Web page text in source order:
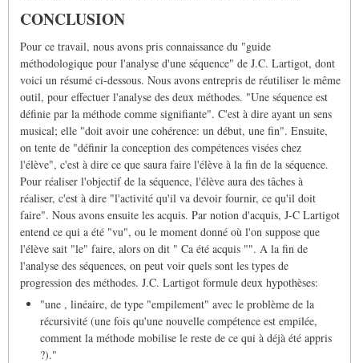
CONCLUSION
Pour ce travail, nous avons pris connaissance du "guide
méthodologique pour l'analyse d'une séquence" de J.C. Lartigot, dont
voici un résumé ci-dessous. Nous avons entrepris de réutiliser le même
outil, pour effectuer l'analyse des deux méthodes. "Une séquence est
définie par la méthode comme signifiante". C'est à dire ayant un sens
musical; elle "doit avoir une cohérence: un début, une fin". Ensuite,
on tente de "définir la conception des compétences visées chez
l'élève", c'est à dire ce que saura faire l'élève à la fin de la séquence.
Pour réaliser l'objectif de la séquence, l'élève aura des tâches à
réaliser, c'est à dire "l'activité qu'il va devoir fournir, ce qu'il doit
faire". Nous avons ensuite les acquis. Par notion d'acquis, J-C Lartigot
entend ce qui a été "vu", ou le moment donné où l'on suppose que
l'élève sait "le" faire, alors on dit " Ca été acquis "". A la fin de
l'analyse des séquences, on peut voir quels sont les types de
progression des méthodes. J.C. Lartigot formule deux hypothèses:
"une , linéaire, de type "empilement" avec le problème de la
récursivité (une fois qu'une nouvelle compétence est empilée,
comment la méthode mobilise le reste de ce qui à déjà été appris
?)."